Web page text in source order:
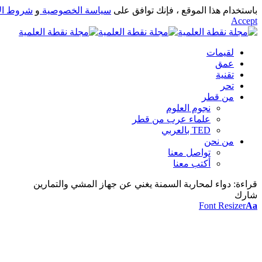
باستخدام هذا الموقع ، فإنك توافق على سياسة الخصوصية و شروط
Accept
لقيمات
عمق
تقنية
تحر
من قطر
نجوم العلوم
علماء عرب من قطر
TED بالعربي
من نحن
تواصل معنا
أكتب معنا
قراءة: دواء لمحاربة السمنة يغني عن جهاز المشي والتمارين
شارك
Font ResizerAa